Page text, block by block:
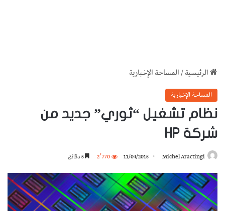
الرئيسية/المساحة الإخبارية
المساحة الإخبارية
نظام تشغيل “ثوري” جديد من
شركة HP
Michel Aractingi
11/04/2015 2٬770